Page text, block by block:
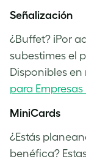
Señalización
¿Buffet? ¡Por
subestimes el
Disponibles
para Empresas
MiniCards
¿Estás
benéfica?